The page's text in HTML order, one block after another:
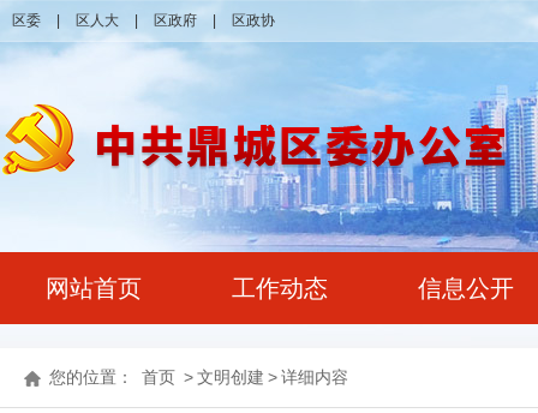
区委 区人大 区政府 区政协
网站首页 工作动态 信息公开
您的位置： 首页 >文明创建 >详细内容